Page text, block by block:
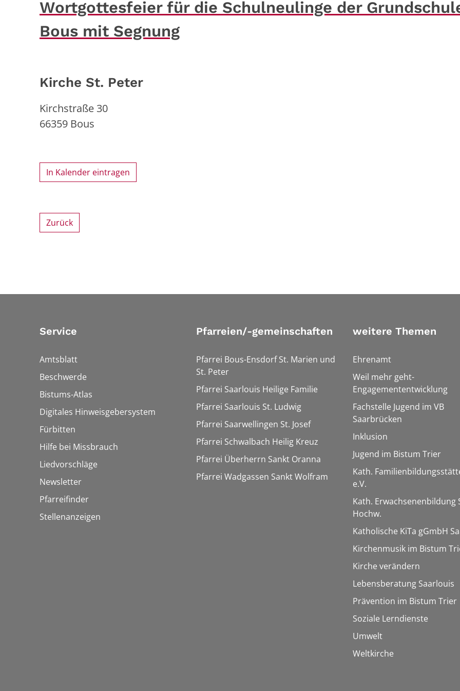
Wortgottesfeier für die Schulneulinge der
Bous mit Segnung
Kirche St. Peter
Kirchstraße 30
66359 Bous
In Kalender eintragen
Zurück
Service
Amtsblatt
Beschwerde
Bistums-Atlas
Digitales Hinweisgebersystem
Fürbitten
Hilfe bei Missbrauch
Liedvorschläge
Newsletter
Pfarreifinder
Stellenanzeigen
Pfarreien/-gemeinschaften
Pfarrei Bous-Ensdorf St. Marien und
St. Peter
Pfarrei Saarlouis Heilige Familie
Pfarrei Saarlouis St. Ludwig
Pfarrei Saarwellingen St. Josef
Pfarrei Schwalbach Heilig Kreuz
Pfarrei Überherrn Sankt Oranna
Pfarrei Wadgassen Sankt Wolfram
weitere Themen
Ehrenamt
Weil mehr geht-
Engagemententwicklung
Fachstelle Jugend im VB
Saarbrücken
Inklusion
Jugend im Bistum Trier
Kath.
e.V.
Kath. Erwachsenenbildung
Hochw.
Katholische KiTa gGmbH
Kirchenmusik im Bistum
Kirche verändern
Lebensberatung Saarlouis
Prävention im Bistum Trier
Soziale Lerndienste
Umwelt
Weltkirche